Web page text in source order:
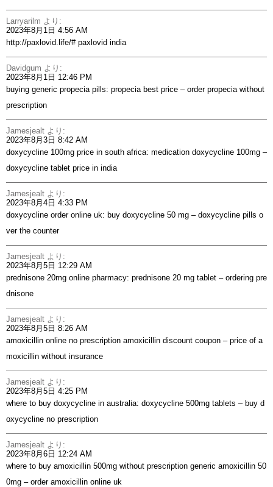
Larryarilm より:
2023年8月1日 4:56 AM
http://paxlovid.life/#paxlovid india
Davidgum より:
2023年8月1日 12:46 PM
buying generic propecia pills: propecia best price – order propecia without
prescription
Jamesjealt より:
2023年8月3日 8:42 AM
doxycycline 100mg price in south africa: medication doxycycline 100mg –
doxycycline tablet price in india
Jamesjealt より:
2023年8月4日 4:33 PM
doxycycline order online uk: buy doxycycline 50 mg – doxycycline pills o
ver the counter
Jamesjealt より:
2023年8月5日 12:29 AM
prednisone 20mg online pharmacy: prednisone 20 mg tablet – ordering pre
dnisone
Jamesjealt より:
2023年8月5日 8:26 AM
amoxicillin online no prescription amoxicillin discount coupon – price of a
moxicillin without insurance
Jamesjealt より:
2023年8月5日 4:25 PM
where to buy doxycycline in australia: doxycycline 500mg tablets – buy d
oxycycline no prescription
Jamesjealt より:
2023年8月6日 12:24 AM
where to buy amoxicillin 500mg without prescription generic amoxicillin 50
0mg – order amoxicillin online uk